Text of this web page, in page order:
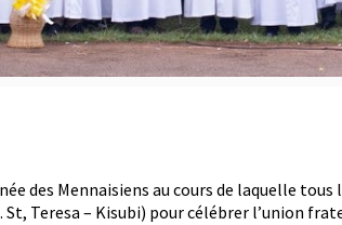
des Mennaisiens au cours de laquelle
Teresa – Kisubi) pour célébrer l’union